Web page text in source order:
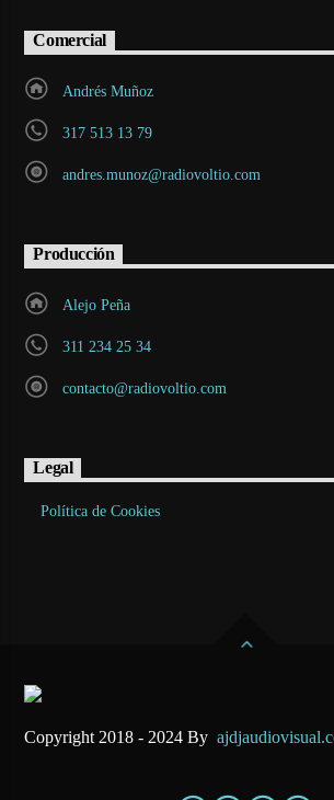
Comercial
Andrés Muñoz
317 513 13 79
andres.munoz@radiovoltio.com
Producción
Alejo Peña
311 234 25 34
contacto@radiovoltio.com
Legal
Política de Cookies
Copyright 2018 - 2024 By